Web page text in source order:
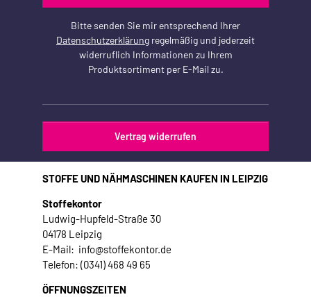
Bitte senden Sie mir entsprechend Ihrer
Datenschutzerklärung regelmäßig und jederzeit
widerruflich Informationen zu Ihrem
Produktsortiment per E-Mail zu.
Vertrag widerrufen
STOFFE UND NÄHMASCHINEN KAUFEN IN LEIPZIG
Stoffekontor
Ludwig-Hupfeld-Straße 30
04178 Leipzig
E-Mail: info@stoffekontor.de
Telefon: (0341) 468 49 65
ÖFFNUNGSZEITEN